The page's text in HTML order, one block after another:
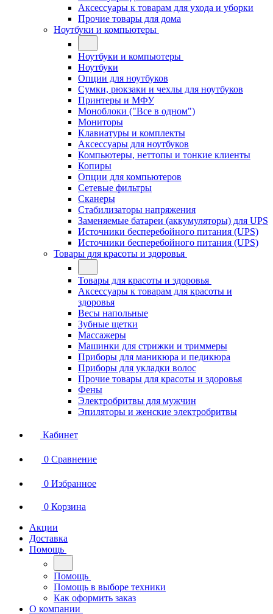
Аксессуары к товарам для ухода и уборки
Прочие товары для дома
Ноутбуки и компьютеры
Ноутбуки и компьютеры
Ноутбуки
Опции для ноутбуков
Сумки, рюкзаки и чехлы для ноутбуков
Принтеры и МФУ
Моноблоки ("Все в одном")
Мониторы
Клавиатуры и комплекты
Аксессуары для ноутбуков
Компьютеры, неттопы и тонкие клиенты
Копиры
Опции для компьютеров
Сетевые фильтры
Сканеры
Стабилизаторы напряжения
Заменяемые батареи (аккумуляторы) для UPS
Источники бесперебойного питания (UPS)
Источники бесперебойного питания (UPS)
Товары для красоты и здоровья
Товары для красоты и здоровья
Аксессуары к товарам для красоты и
здоровья
Весы напольные
Зубные щетки
Массажеры
Машинки для стрижки и триммеры
Приборы для маникюра и педикюра
Приборы для укладки волос
Прочие товары для красоты и здоровья
Фены
Электробритвы для мужчин
Эпиляторы и женские электробритвы
Кабинет
0 Сравнение
0 Избранное
0 Корзина
Акции
Доставка
Помощь
Помощь
Помощь в выборе техники
Как оформить заказ
О компании